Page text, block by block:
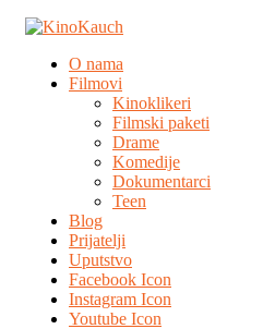
O nama
Filmovi
Kinoklikeri
Filmski paketi
Drame
Komedije
Dokumentarci
Teen
Blog
Prijatelji
Uputstvo
Facebook Icon
Instagram Icon
Youtube Icon